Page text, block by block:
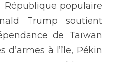
République populaire
Trump soutient
de Taïwan
d’armes à l’île, Pékin